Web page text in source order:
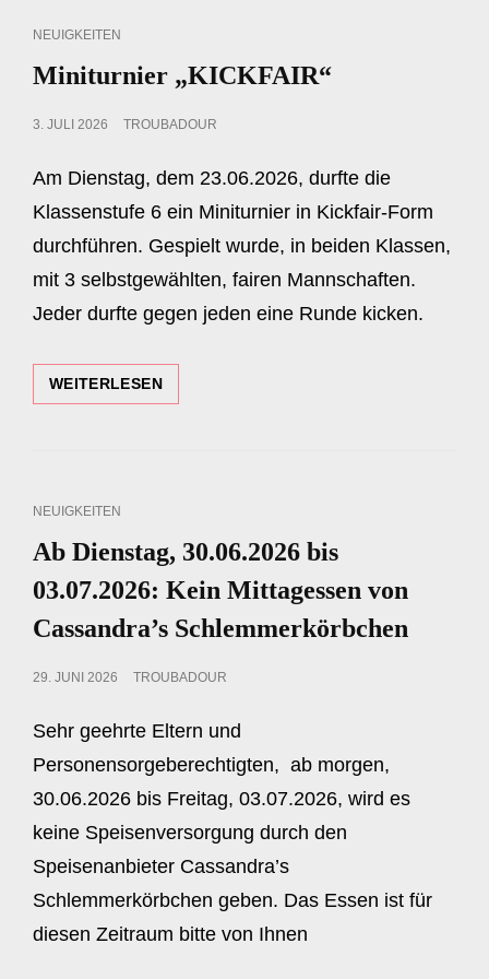
CAT
LINKS
NEUIGKEITEN
Miniturnier „KICKFAIR“
POSTED
3. JULI 2026 TROUBADOUR
Am Dienstag, dem 23.06.2026, durfte die
Klassenstufe 6 ein Miniturnier in Kickfair-Form
durchführen. Gespielt wurde, in beiden Klassen,
mit 3 selbstgewählten, fairen Mannschaften.
Jeder durfte gegen jeden eine Runde kicken.
WEITERLESENMINITURNIER
„KICKFAIR“
CAT
LINKS
NEUIGKEITEN
Ab Dienstag, 30.06.2026 bis
03.07.2026: Kein Mittagessen von
Cassandra’s Schlemmerkörbchen
POSTED
29. JUNI 2026 TROUBADOUR
Sehr geehrte Eltern und
Personensorgeberechtigten, ab morgen,
30.06.2026 bis Freitag, 03.07.2026, wird es
keine Speisenversorgung durch den
Speisenanbieter Cassandra’s
Schlemmerkörbchen geben. Das Essen ist für
diesen Zeitraum bitte von Ihnen